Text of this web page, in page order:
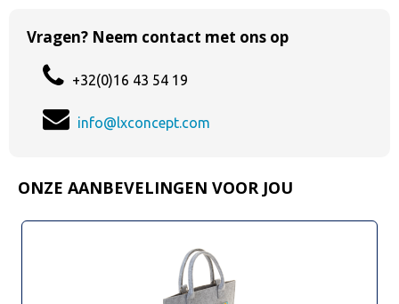
Vragen? Neem contact met ons op
+32(0)16 43 54 19
info@lxconcept.com
ONZE AANBEVELINGEN VOOR JOU